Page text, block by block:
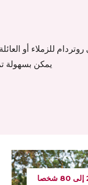
للزملاء أو
يمكن بسهولة